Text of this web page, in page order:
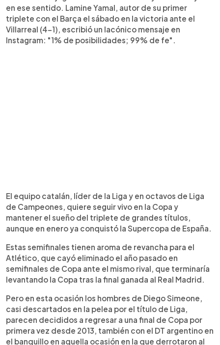
en ese sentido. Lamine Yamal, autor de su primer
triplete con el Barça el sábado en la victoria ante el
Villarreal (4-1), escribió un lacónico mensaje en
Instagram: "1% de posibilidades; 99% de fe".
El equipo catalán, líder de la Liga y en octavos de Liga
de Campeones, quiere seguir vivo en la Copa y
mantener el sueño del triplete de grandes títulos,
aunque en enero ya conquistó la Supercopa de España.
Estas semifinales tienen aroma de revancha para el
Atlético, que cayó eliminado el año pasado en
semifinales de Copa ante el mismo rival, que terminaría
levantando la Copa tras la final ganada al Real Madrid.
Pero en esta ocasión los hombres de Diego Simeone,
casi descartados en la pelea por el título de Liga,
parecen decididos a regresar a una final de Copa por
primera vez desde 2013, también con el DT argentino en
el banquillo en aquella ocasión en la que derrotaron al